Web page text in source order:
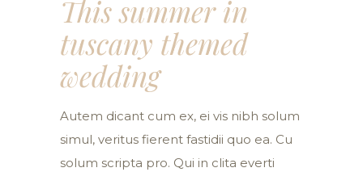
This summer in
tuscany themed
wedding
Autem dicant cum ex, ei vis nibh solum
simul, veritus fierent fastidii quo ea. Cu
solum scripta pro. Qui in clita everti